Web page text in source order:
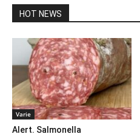
HOT NEWS
Varie
Alert. Salmonella